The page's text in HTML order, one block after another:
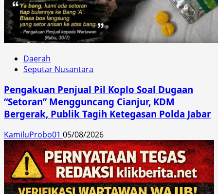
Daerah
Seputar Nusantara
Pengakuan Penjual Pil Koplo Soal Dugaan
“Setoran” Mengguncang Cianjur, KDM
Bergerak, Publik Tagih Ketegasan Polda Jabar
KamiluProbo01 05/08/2026